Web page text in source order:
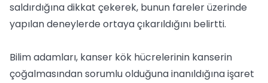
saldırdığına dikkat çekerek, bunun fareler üzerinde
yapılan deneylerde ortaya çıkarıldığını belirtti.
Bilim adamları, kanser kök hücrelerinin kanserin
çoğalmasından sorumlu olduğuna inanıldığına işaret